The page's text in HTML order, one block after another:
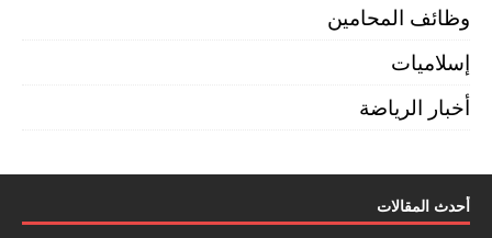
وظائف المحامين
إسلاميات
أخبار الرياضة
أحدث المقالات